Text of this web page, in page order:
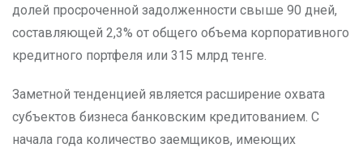
долей просроченной задолженности свыше 90 дней,
составляющей 2,3% от общего объема корпоративного
кредитного портфеля или 315 млрд тенге.
Заметной тенденцией является расширение охвата
субъектов бизнеса банковским кредитованием. С
начала года количество заемщиков, имеющих